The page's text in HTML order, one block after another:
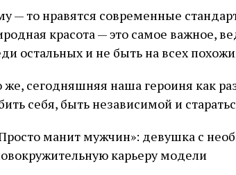
— то нравятся современные
красота — это самое важное,
остальных и не быть на всех
же, сегодняшняя наша героиня как
себя, быть независимой и